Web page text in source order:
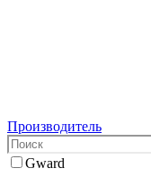
Производитель
Gward